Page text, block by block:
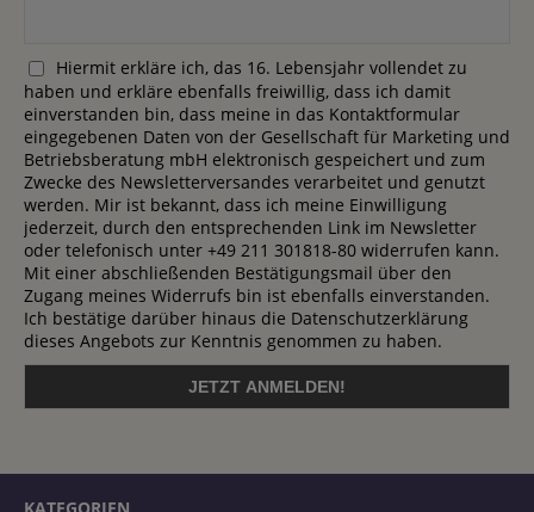
Hiermit erkläre ich, das 16. Lebensjahr vollendet zu
haben und erkläre ebenfalls freiwillig, dass ich damit
einverstanden bin, dass meine in das Kontaktformular
eingegebenen Daten von der Gesellschaft für Marketing und
Betriebsberatung mbH elektronisch gespeichert und zum
Zwecke des Newsletterversandes verarbeitet und genutzt
werden. Mir ist bekannt, dass ich meine Einwilligung
jederzeit, durch den entsprechenden Link im Newsletter
oder telefonisch unter +49 211 301818-80 widerrufen kann.
Mit einer abschließenden Bestätigungsmail über den
Zugang meines Widerrufs bin ist ebenfalls einverstanden.
Ich bestätige darüber hinaus die Datenschutzerklärung
dieses Angebots zur Kenntnis genommen zu haben.